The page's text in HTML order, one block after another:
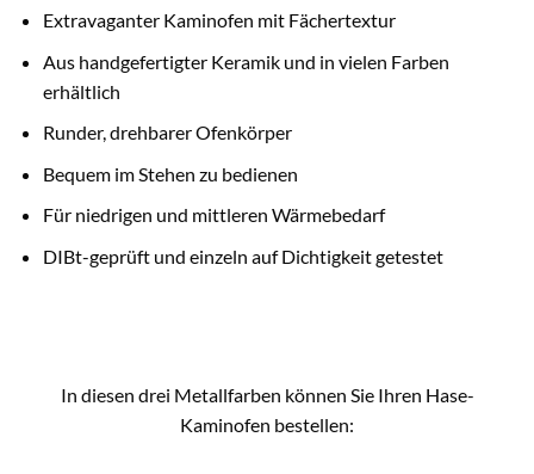
Extravaganter Kaminofen mit Fächertextur
Aus handgefertigter Keramik und in vielen Farben
erhältlich
Runder, drehbarer Ofenkörper
Bequem im Stehen zu bedienen
Für niedrigen und mittleren Wärmebedarf
DIBt-geprüft und einzeln auf Dichtigkeit getestet
In diesen drei Metallfarben können Sie Ihren Hase-
Kaminofen bestellen: